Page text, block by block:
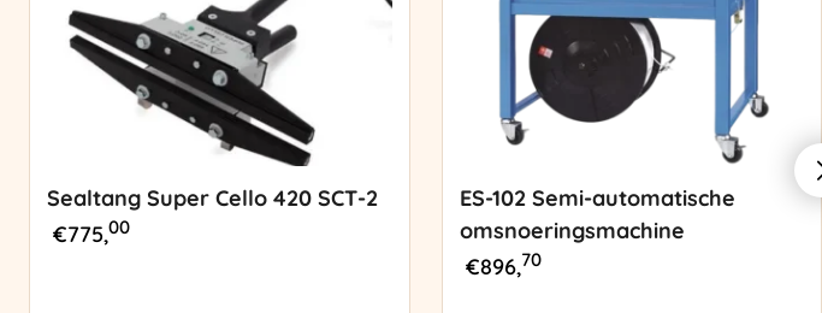
Sealtang Super Cello 420 SCT-2
€775,00
ES-102 Semi-automatische
omsnoeringsmachine
€896,70